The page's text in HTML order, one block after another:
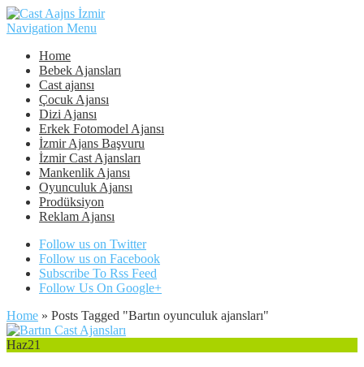
Navigation Menu
Home
Bebek Ajansları
Cast ajansı
Çocuk Ajansı
Dizi Ajansı
Erkek Fotomodel Ajansı
İzmir Ajans Başvuru
İzmir Cast Ajansları
Mankenlik Ajansı
Oyunculuk Ajansı
Prodüksiyon
Reklam Ajansı
Follow us on Twitter
Follow us on Facebook
Subscribe To Rss Feed
Follow Us On Google+
Home » Posts Tagged "Bartın oyunculuk ajansları"
Haz21